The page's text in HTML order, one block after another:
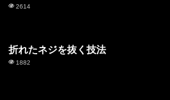
2614
折れたネジを抜く技法
1882